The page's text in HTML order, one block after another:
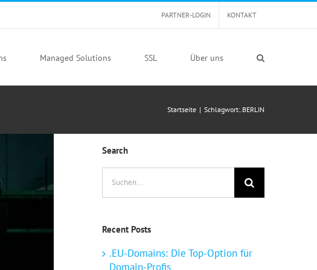
PARTNER-LOGIN KONTAKT
Managed Solutions SSL Über uns
Startseite | Schlagwort:.BERLIN
Search
nach:
Recent Posts
.EU-Domains: Die Top-Option für
Domain-Profis